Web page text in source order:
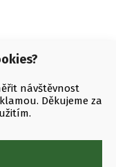
návštěvnost
Děkujeme za
zastavte poradit se
i pozáručních